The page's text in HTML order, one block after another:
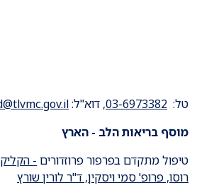
טל: 03-6973382, דוא"ל:
מוסף בריאות הלב - הארץ
טיפול מתקדם בפרפור פרוזדורים -
רוסו, פרופ' סמי ויסקין, ד"ר לורין שורץ